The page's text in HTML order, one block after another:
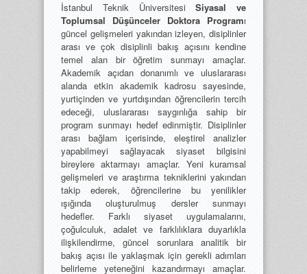
İstanbul Teknik ÜniversitesiSiyasal ve
Toplumsal Düşünceler Doktora Programı
güncel gelişmeleri yakından izleyen, disiplinler
arası ve çok disiplinli bakış açısını kendine
temel alan bir öğretim sunmayı amaçlar.
Akademik açıdan donanımlı ve uluslararası
alanda etkin akademik kadrosu sayesinde,
yurtiçinden ve yurtdışından öğrencilerin tercih
edeceği, uluslararası saygınlığa sahip bir
program sunmayı hedef edinmiştir. Disiplinler
arası bağlam içerisinde, eleştirel analizler
yapabilmeyi sağlayacak siyaset bilgisini
bireylere aktarmayı amaçlar. Yeni kuramsal
gelişmeleri ve araştırma tekniklerini yakından
takip ederek, öğrencilerine bu yenilikler
ışığında oluşturulmuş dersler sunmayı
hedefler. Farklı siyaset uygulamalarını,
çoğulculuk, adalet ve farklılıklara duyarlıkla
ilişkilendirme, güncel sorunlara analitik bir
bakış açısı ile yaklaşmak için gerekli adımları
belirleme yeteneğini kazandırmayı amaçlar.